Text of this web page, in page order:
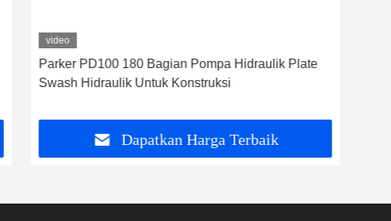
video
Parker PD100 180 Bagian Pompa Hidraulik Plate
Swash Hidraulik Untuk Konstruksi
Dapatkan Harga Terbaik